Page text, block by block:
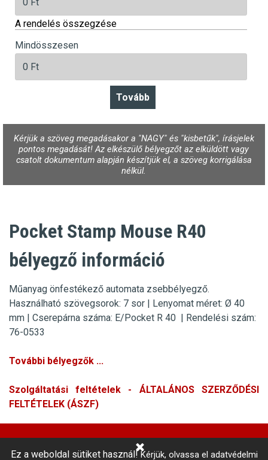
A rendelés összegzése
Mindösszesen
Kérjük a szöveg megadásakor a "NAGY" és "kisbetűk", írásjelek
pontos megadását! Az elkészülő bélyegzőt az elküldött vagy
csatolt dokumentum alapján készítjük el, a szöveg korrigálása
nélkül.
Pocket Stamp Mouse R40
bélyegző információ
Műanyag önfestékező automata zsebbélyegző.
Használható szövegsorok: 7 sor | Lenyomat méret: Ø 40
mm | Cserepárna száma: E/Pocket R 40 | Rendelési szám:
76-0533
További bélyegzők ...
Szolgáltatási feltételek - ÁLTALÁNOS SZERZŐDÉSI
FELTÉTELEK (ÁSZF)
Ez a weboldal sütiket használ!Kérjük, olvassa el adatvédelmi